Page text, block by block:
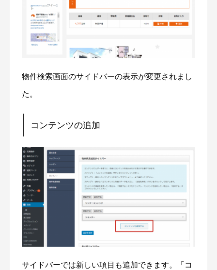
物件検索画面のサイドバーの表示が変更されまし
た。
コンテンツの追加
サイドバーでは新しい項目も追加できます。「コ